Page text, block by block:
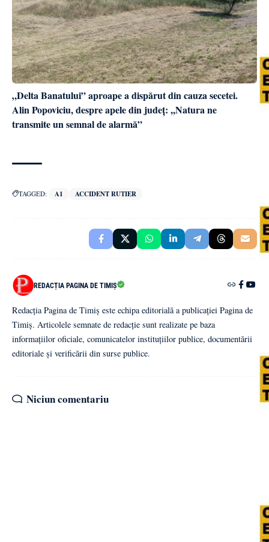
„Delta Banatului” aproape a dispărut din cauza secetei.
Alin Popoviciu, despre apele din județ: ,,Natura ne
transmite un semnal de alarmă”
TAGGED: A1 ACCIDENT RUTIER
REDACȚIA PAGINA DE TIMIȘ
Redacția Pagina de Timiș este echipa editorială a publicației Pagina de
Timiș. Articolele semnate de redacție sunt realizate pe baza
informațiilor oficiale, comunicatelor instituțiilor publice, documentării
editoriale și verificării din surse publice.
Niciun comentariu